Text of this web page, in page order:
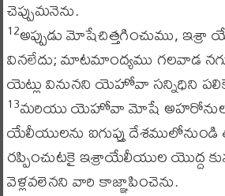
చెప్పుమనెను.
12అప్పుడు మోషేచిత్తగించుము,
వినలేదు; మాటమాంద్యము గలవాడ
యెట్లు వినునని యెహోవా సన్నిధిని
13మరియు యెహోవా మోషే అహరోనులతో
యేలీయులను ఐగుప్తు
రప్పించుటకై ఇశ్రాయేలీయుల యొద్ద
వెళ్లవలెనని వారి కాజ్ఞాపించెను.